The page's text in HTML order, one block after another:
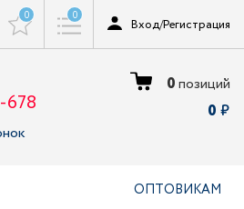
0 0
Вход/Регистрация
678
0позиций
0
ОПТОВИКАМ